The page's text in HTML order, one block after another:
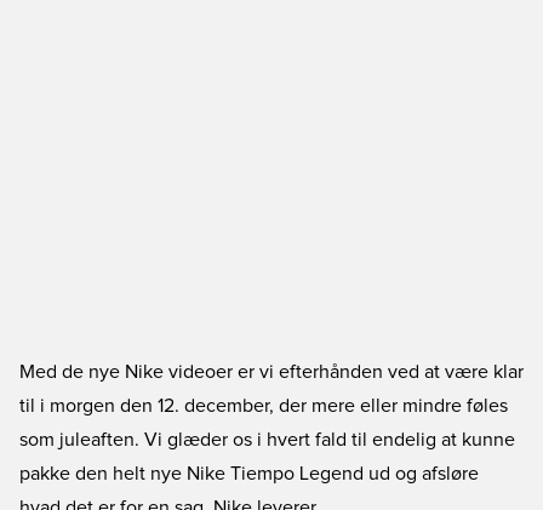
Med de nye Nike videoer er vi efterhånden ved at være klar
til i morgen den 12. december, der mere eller mindre føles
som juleaften. Vi glæder os i hvert fald til endelig at kunne
pakke den helt nye Nike Tiempo Legend ud og afsløre